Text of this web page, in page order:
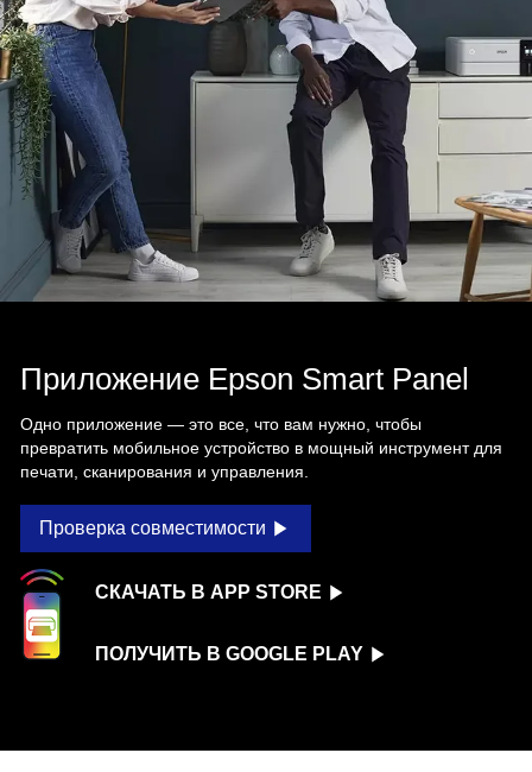
Приложение Epson Smart Panel
Одно приложение — это все, что вам нужно, чтобы
превратить мобильное устройство в мощный инструмент для
печати, сканирования и управления.
Проверка совместимости
СКАЧАТЬ В APP STORE
ПОЛУЧИТЬ В GOOGLE PLAY